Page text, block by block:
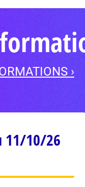
›
11/10/26